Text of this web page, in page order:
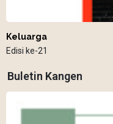
Keluarga
Edisi ke-21
Buletin Kangen